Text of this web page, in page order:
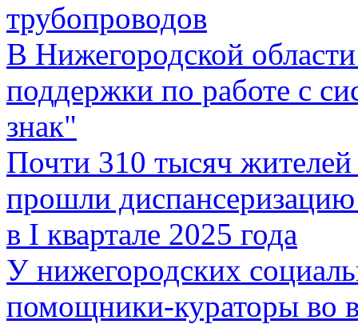
трубопроводов
В Нижегородской
поддержки по работе с
знак"
Почти 310 тысяч
прошли
в I квартале 2025 года
У нижегородских
помощники-кураторы во